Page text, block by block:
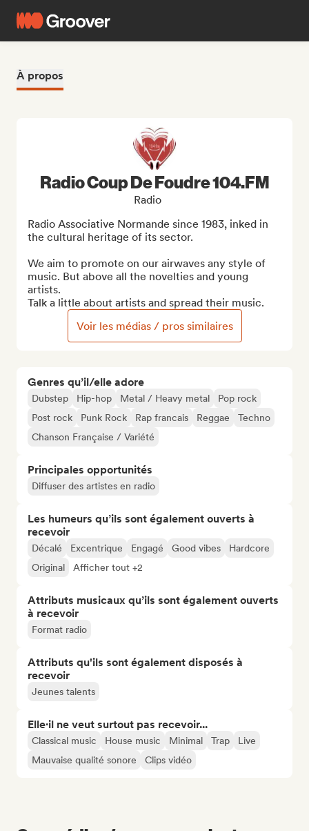
À propos
Genres qu’il/elle adore
Dubstep Hip-hop Metal / Heavy metal
Pop rock
Post rock
Punk Rock Rap francais Reggae
Techno
Chanson Française / Variété
Principales opportunités
Diffuser des artistes en radio
Les humeurs qu’ils sont également ouverts à
recevoir
Décalé Excentrique Engagé Good vibes
Hardcore
Original
Afficher tout +2
Attributs musicaux qu’ils sont également ouverts
à recevoir
Format radio
Attributs qu'ils sont également disposés à
recevoir
Jeunes talents
Elle·il ne veut surtout pas recevoir...
Classical music House music Minimal Trap
Live
Mauvaise qualité sonore
Clips vidéo
Radio Coup De Foudre 104.FM
Radio
Radio Associative Normande since 1983, inked in
the cultural heritage of its sector.
We aim to promote on our airwaves any style of
music. But above all the novelties and young
artists.
Talk a little about artists and spread their music.
Voir les médias / pros similaires